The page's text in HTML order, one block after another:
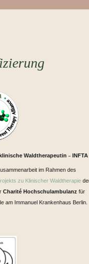
Waldtherapeutin – INFTA
im Rahmen des
zu Klinischer Waldtherapie
Charité Hochschulambulanz für
am Immanuel Krankenhaus Berlin.